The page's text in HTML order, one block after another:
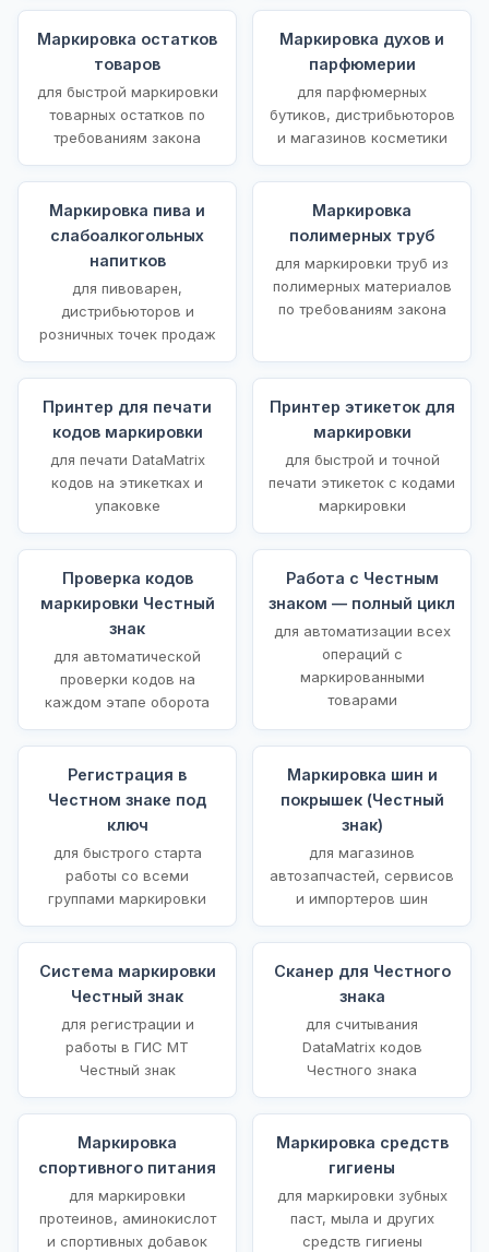
Маркировка остатков
товаров
для быстрой маркировки
товарных остатков по
требованиям закона
Маркировка духов и
парфюмерии
для парфюмерных
бутиков, дистрибьюторов
и магазинов косметики
Маркировка пива и
слабоалкогольных
напитков
для пивоварен,
дистрибьюторов и
розничных точек продаж
Маркировка
полимерных труб
для маркировки труб из
полимерных материалов
по требованиям закона
Принтер для печати
кодов маркировки
для печати DataMatrix
кодов на этикетках и
упаковке
Принтер этикеток для
маркировки
для быстрой и точной
печати этикеток с кодами
маркировки
Проверка кодов
маркировки Честный
знак
для автоматической
проверки кодов на
каждом этапе оборота
Работа с Честным
знаком — полный цикл
для автоматизации всех
операций с
маркированными
товарами
Регистрация в
Честном знаке под
ключ
для быстрого старта
работы со всеми
группами маркировки
Маркировка шин и
покрышек (Честный
знак)
для магазинов
автозапчастей, сервисов
и импортеров шин
Система маркировки
Честный знак
для регистрации и
работы в ГИС МТ
Честный знак
Сканер для Честного
знака
для считывания
DataMatrix кодов
Честного знака
Маркировка
спортивного питания
для маркировки
протеинов, аминокислот
и спортивных добавок
Маркировка средств
гигиены
для маркировки зубных
паст, мыла и других
средств гигиены